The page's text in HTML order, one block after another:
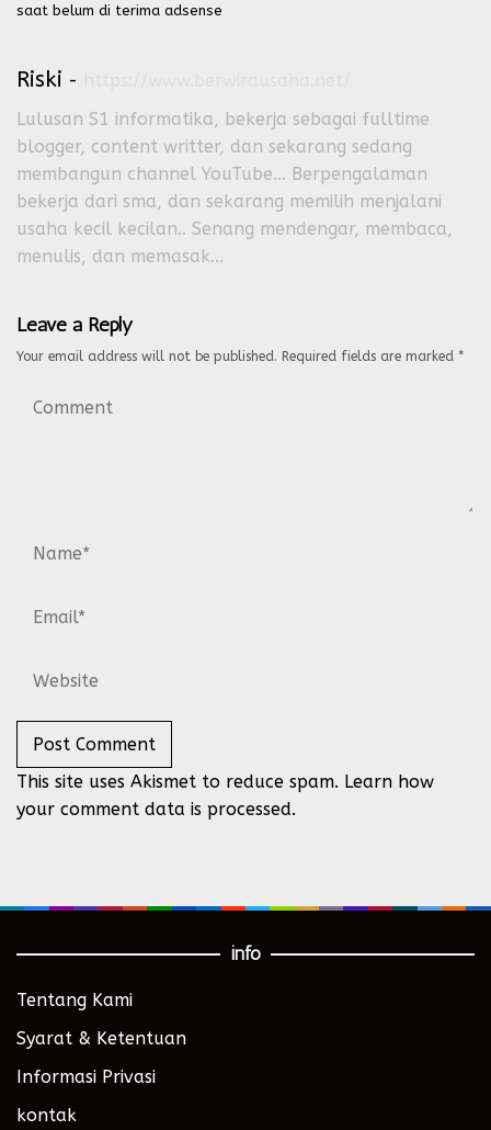
saat belum di terima adsense
Riski -
Lulusan S1 informatika, bekerja sebagai fulltime
blogger, content writter, dan sekarang sedang
membangun channel YouTube... Berpengalaman
bekerja dari sma, dan sekarang memilih menjalani
usaha kecil kecilan.. Senang mendengar, membaca,
menulis, dan memasak...
Leave a Reply
Your email address will not be published. Required fields are marked *
This site uses Akismet to reduce spam. Learn how
your comment data is processed.
info
Tentang Kami
Syarat & Ketentuan
Informasi Privasi
kontak